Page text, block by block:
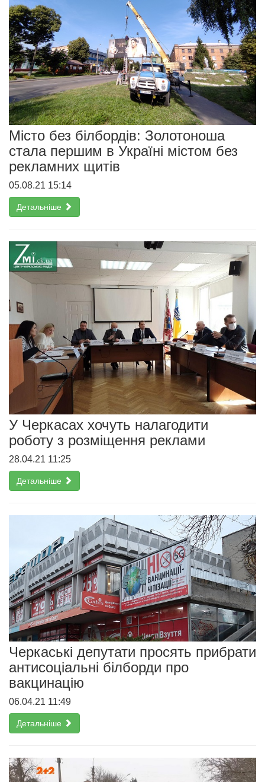
Місто без білбордів: Золотоноша
стала першим в Україні містом без
рекламних щитів
05.08.21 15:14
Детальніше
У Черкасах хочуть налагодити
роботу з розміщення реклами
28.04.21 11:25
Детальніше
Черкаські депутати просять прибрати
антисоціальні білборди про
вакцинацію
06.04.21 11:49
Детальніше